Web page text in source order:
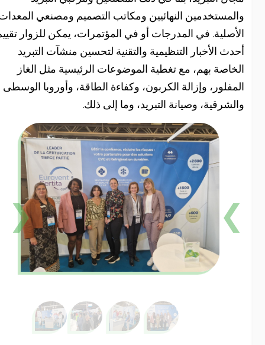
النهائيين ومكاتب التصميم ومصنعي المعدات
في المدرجات أو في المؤتمرات، يمكن للزوار تقييم
الأخبار التنظيمية والتقنية لتحسين منشآت التبريد
بهم، مع تغطية الموضوعات الرئيسية مثل الغاز
وإزالة الكربون، وكفاءة الطاقة، وأوروبا الوسطى
وصيانة التبريد، وما إلى ذلك.
❮